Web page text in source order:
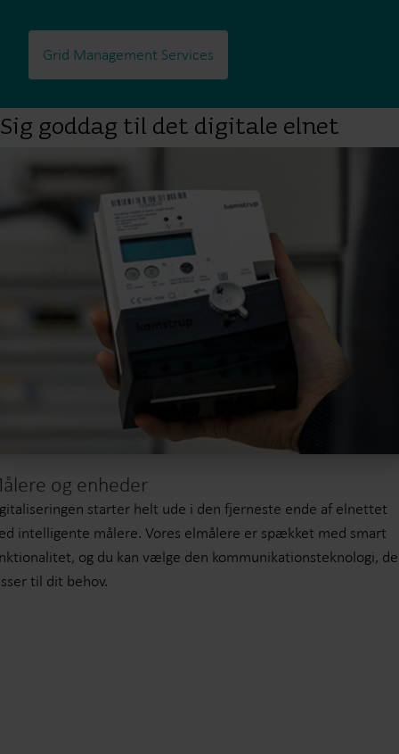
Grid Management Services
Sig goddag til det digitale elnet
og enheder
starter helt ude i den fjerneste ende af elnettet
intelligente målere. Vores elmålere er spækket med smart
og du kan vælge den kommunikationsteknologi,
til dit behov.